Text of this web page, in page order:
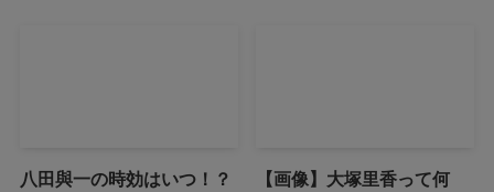
八田與一の時効はいつ！？
【画像】大塚里香って何